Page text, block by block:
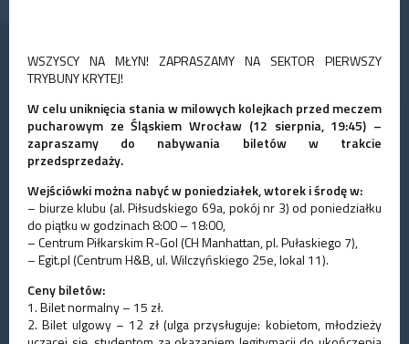
WSZYSCY NA MŁYN! ZAPRASZAMY NA SEKTOR PIERWSZY
TRYBUNY KRYTEJ!
W celu uniknięcia stania w milowych kolejkach przed meczem
pucharowym ze Śląskiem Wrocław (12 sierpnia, 19:45) –
zapraszamy do nabywania biletów w trakcie
przedsprzedaży.
Wejściówki można nabyć w poniedziałek, wtorek i środę w:
– biurze klubu (al. Piłsudskiego 69a, pokój nr 3) od poniedziałku
do piątku w godzinach 8:00 – 18:00,
– Centrum Piłkarskim R-Gol (CH Manhattan, pl. Pułaskiego 7),
– Egit.pl (Centrum H&B, ul. Wilczyńskiego 25e, lokal 11).
Ceny biletów:
1. Bilet normalny – 15 zł.
2. Bilet ulgowy – 12 zł (ulga przysługuje: kobietom, młodzieży